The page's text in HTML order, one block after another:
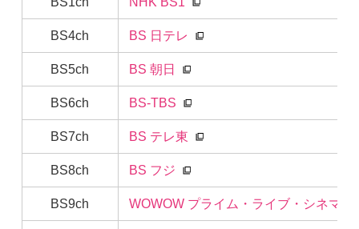
BS4ch BS 日テレ
BS5ch BS 朝日
BS6ch BS-TBS
BS7ch BS テレ東
BS8ch BS フジ
BS9ch WOWOW プライム・ライブ・シネマ